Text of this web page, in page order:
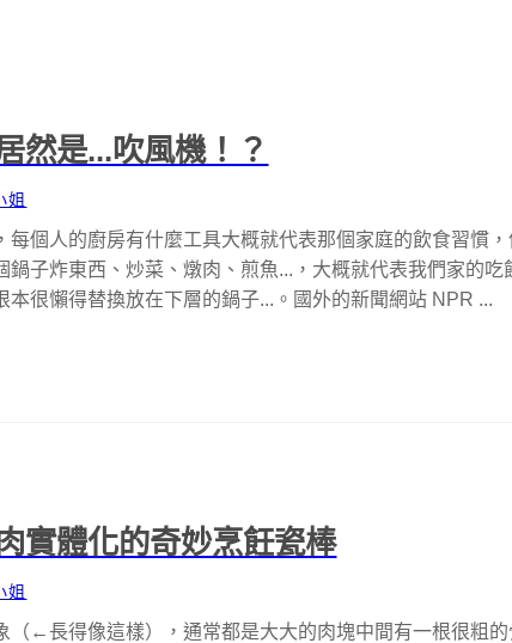
然是...吹風機！？
姐
每個人的廚房有什麼工具大概就代表那個家庭的飲食習慣
鍋子炸東西、炒菜、燉肉、煎魚...，大概就代表我們家的吃
本很懶得替換放在下層的鍋子...。國外的新聞網站 NPR ...
實體化的奇妙烹飪瓷棒
姐
（←長得像這樣），通常都是大大的肉塊中間有一根很粗的